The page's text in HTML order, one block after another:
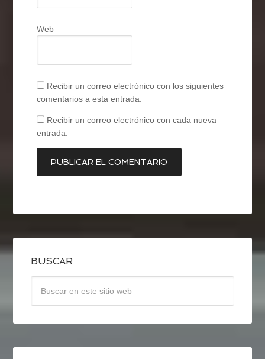
Web
Recibir un correo electrónico con los siguientes
comentarios a esta entrada.
Recibir un correo electrónico con cada nueva
entrada.
BUSCAR